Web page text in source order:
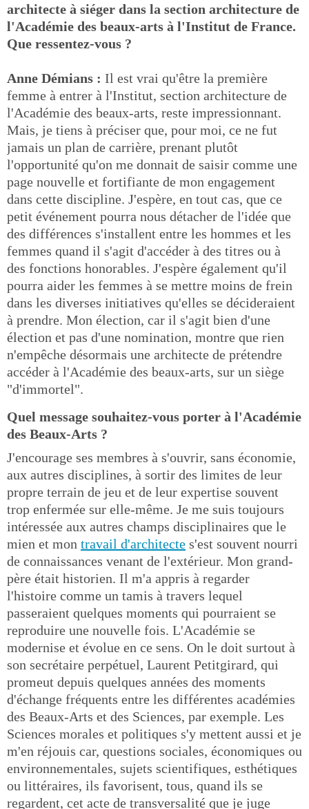
architecte à siéger dans la section architecture de
l'Académie des beaux-arts à l'Institut de France.
Que ressentez-vous ?
Anne Démians : Il est vrai qu'être la première
femme à entrer à l'Institut, section architecture de
l'Académie des beaux-arts, reste impressionnant.
Mais, je tiens à préciser que, pour moi, ce ne fut
jamais un plan de carrière, prenant plutôt
l'opportunité qu'on me donnait de saisir comme une
page nouvelle et fortifiante de mon engagement
dans cette discipline. J'espère, en tout cas, que ce
petit événement pourra nous détacher de l'idée que
des différences s'installent entre les hommes et les
femmes quand il s'agit d'accéder à des titres ou à
des fonctions honorables. J'espère également qu'il
pourra aider les femmes à se mettre moins de frein
dans les diverses initiatives qu'elles se décideraient
à prendre. Mon élection, car il s'agit bien d'une
élection et pas d'une nomination, montre que rien
n'empêche désormais une architecte de prétendre
accéder à l'Académie des beaux-arts, sur un siège
"d'immortel".
Quel message souhaitez-vous porter à l'Académie
des Beaux-Arts ?
J'encourage ses membres à s'ouvrir, sans économie,
aux autres disciplines, à sortir des limites de leur
propre terrain de jeu et de leur expertise souvent
trop enfermée sur elle-même. Je me suis toujours
intéressée aux autres champs disciplinaires que le
mien et mon travail d'architecte s'est souvent nourri
de connaissances venant de l'extérieur. Mon grand-
père était historien. Il m'a appris à regarder
l'histoire comme un tamis à travers lequel
passeraient quelques moments qui pourraient se
reproduire une nouvelle fois. L'Académie se
modernise et évolue en ce sens. On le doit surtout à
son secrétaire perpétuel, Laurent Petitgirard, qui
promeut depuis quelques années des moments
d'échange fréquents entre les différentes académies
des Beaux-Arts et des Sciences, par exemple. Les
Sciences morales et politiques s'y mettent aussi et je
m'en réjouis car, questions sociales, économiques ou
environnementales, sujets scientifiques, esthétiques
ou littéraires, ils favorisent, tous, quand ils se
regardent, cet acte de transversalité que je juge